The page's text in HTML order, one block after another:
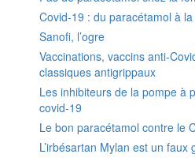
Covid-19 : du paracétamol à
Sanofi, l’ogre
Vaccinations, vaccins anti-
classiques antigrippaux
Les inhibiteurs de la pompe à
covid-19
Le bon paracétamol contre le
L’irbésartan Mylan est un faux